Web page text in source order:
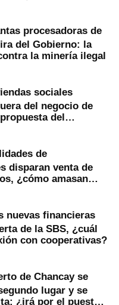
procesadoras de
del Gobierno: la
la minería ilegal
sociales
del negocio de
del
de
disparan venta de
¿cómo amasan
nuevas financieras
de la SBS, ¿cuál
con cooperativas?
de Chancay se
lugar y se
¿irá por el puesto